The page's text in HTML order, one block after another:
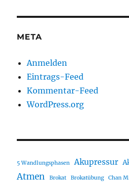
META
Anmelden
Eintrags-Feed
Kommentar-Feed
WordPress.org
5 Wandlungsphasen Akupressur
Atmen Brokat Brokatübung Chan